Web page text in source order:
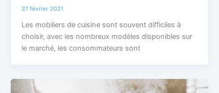
27 février 2021
Les mobiliers de cuisine sont souvent difficiles à
choisir, avec les nombreux modèles disponibles sur
le marché, les consommateurs sont